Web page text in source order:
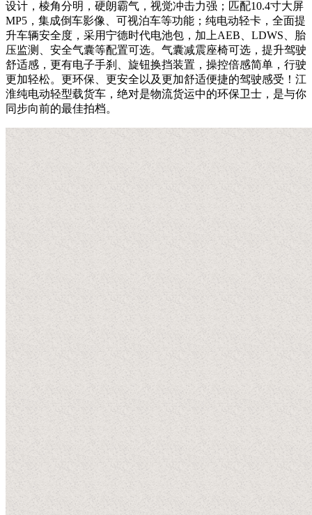
设计，棱角分明，硬朗霸气，视觉冲击力强；匹配10.4寸大屏
MP5，集成倒车影像、可视泊车等功能；纯电动轻卡，全面提
升车辆安全度，采用宁德时代电池包，加上AEB、LDWS、胎
压监测、安全气囊等配置可选。气囊减震座椅可选，提升驾驶
舒适感，更有电子手刹、旋钮换挡装置，操控倍感简单，行驶
更加轻松。更环保、更安全以及更加舒适便捷的驾驶感受！江
淮纯电动轻型载货车，绝对是物流货运中的环保卫士，是与你
同步向前的最佳拍档。